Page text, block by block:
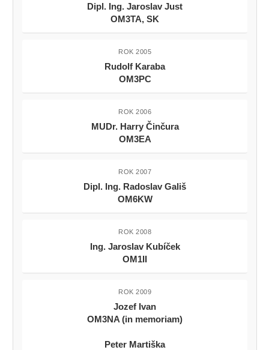
Dipl. Ing. Jaroslav Just
OM3TA, SK
ROK 2005
Rudolf Karaba
OM3PC
ROK 2006
MUDr. Harry Činčura
OM3EA
ROK 2007
Dipl. Ing. Radoslav Gališ
OM6KW
ROK 2008
Ing. Jaroslav Kubíček
OM1II
ROK 2009
Jozef Ivan
OM3NA (in memoriam)
Peter Martiška